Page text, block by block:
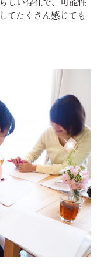
しい存在で、可能性
てたくさん感じても